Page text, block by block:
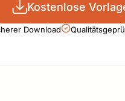
Kostenlose
Download